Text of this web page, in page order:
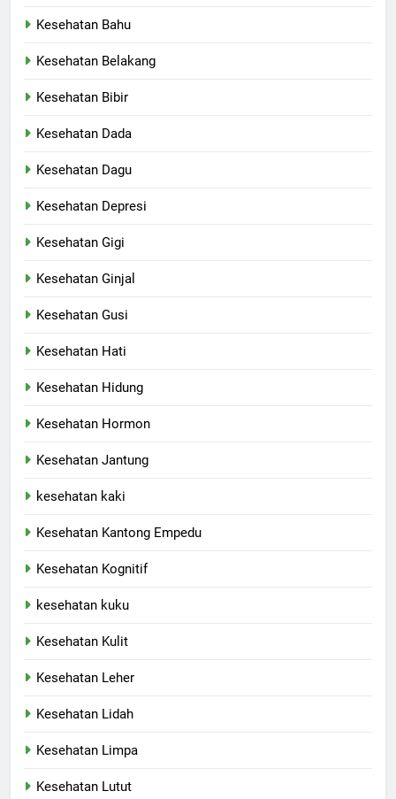
Kesehatan Bahu
Kesehatan Belakang
Kesehatan Bibir
Kesehatan Dada
Kesehatan Dagu
Kesehatan Depresi
Kesehatan Gigi
Kesehatan Ginjal
Kesehatan Gusi
Kesehatan Hati
Kesehatan Hidung
Kesehatan Hormon
Kesehatan Jantung
kesehatan kaki
Kesehatan Kantong Empedu
Kesehatan Kognitif
kesehatan kuku
Kesehatan Kulit
Kesehatan Leher
Kesehatan Lidah
Kesehatan Limpa
Kesehatan Lutut